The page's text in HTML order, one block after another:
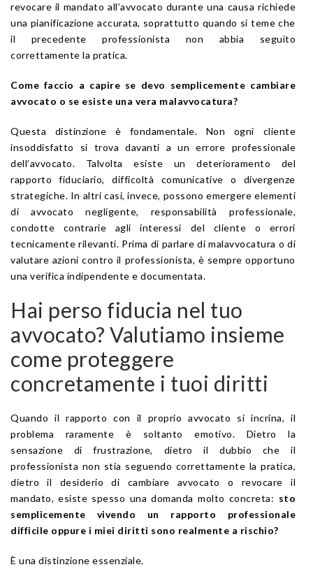
revocare il mandato all’avvocato durante una causa richiede
una pianificazione accurata, soprattutto quando si teme che
il precedente professionista non abbia seguito
correttamente la pratica.
Come faccio a capire se devo semplicemente cambiare
avvocato o se esiste una vera malavvocatura?
Questa distinzione è fondamentale. Non ogni cliente
insoddisfatto si trova davanti a un errore professionale
dell’avvocato. Talvolta esiste un deterioramento del
rapporto fiduciario, difficoltà comunicative o divergenze
strategiche. In altri casi, invece, possono emergere elementi
di avvocato negligente, responsabilità professionale,
condotte contrarie agli interessi del cliente o errori
tecnicamente rilevanti. Prima di parlare di malavvocatura o di
valutare azioni contro il professionista, è sempre opportuno
una verifica indipendente e documentata.
Hai perso fiducia nel tuo
avvocato? Valutiamo insieme
come proteggere
concretamente i tuoi diritti
Quando il rapporto con il proprio avvocato si incrina, il
problema raramente è soltanto emotivo. Dietro la
sensazione di frustrazione, dietro il dubbio che il
professionista non stia seguendo correttamente la pratica,
dietro il desiderio di cambiare avvocato o revocare il
mandato, esiste spesso una domanda molto concreta: sto
semplicemente vivendo un rapporto professionale
difficile oppure i miei diritti sono realmente a rischio?
È una distinzione essenziale.